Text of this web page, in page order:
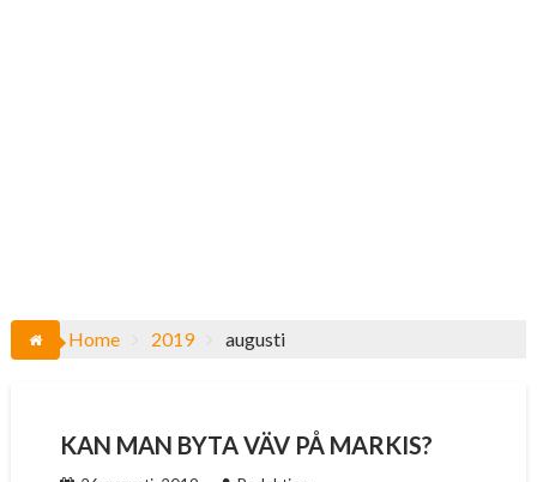
Home 2019 augusti
KAN MAN BYTA VÄV PÅ MARKIS?